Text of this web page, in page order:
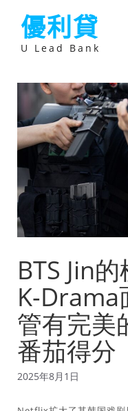
優利貸
U Lead Bank
BTS Jin
K-Drama
管有完美
番茄得分
2025年8月1日